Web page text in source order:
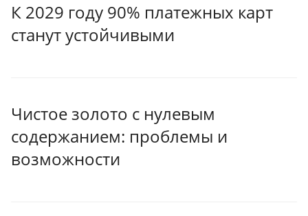
К 2029 году 90% платежных карт
станут устойчивыми
Чистое золото с нулевым
содержанием: проблемы и
возможности